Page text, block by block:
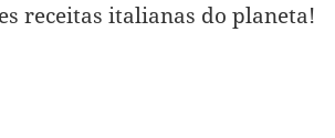
receitas italianas do planeta!